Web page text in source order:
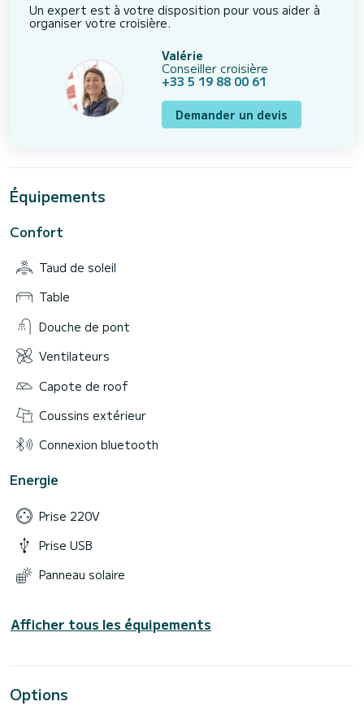
Un expert est à votre disposition pour vous aider à
organiser votre croisière.
Valérie
Conseiller croisière
+33 5 19 88 00 61
Demander un devis
Équipements
Confort
Taud de soleil
Table
Douche de pont
Ventilateurs
Capote de roof
Coussins extérieur
Connexion bluetooth
Energie
Prise 220V
Prise USB
Panneau solaire
Afficher tous les équipements
Options